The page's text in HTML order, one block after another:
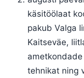
käsitöölaat
pakub Valga
Kaitseväe,
tehnikat ning